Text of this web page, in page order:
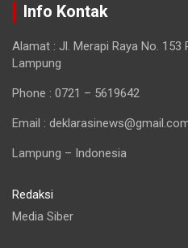
Info Kontak
Alamat : Jl. Merapi Raya No.
Lampung
Phone : 0721 – 5619642
Email :
Lampung – Indonesia
Redaksi
Media Siber